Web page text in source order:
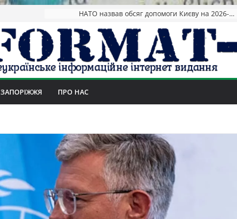
НАТО назвав обсяг допомоги Києву на 2026-2027 роки
ЗАПОРІЖЖЯ ПРО НАС